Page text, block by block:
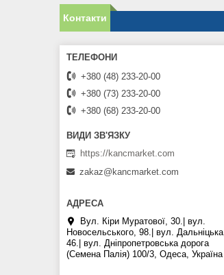
Контакти
+380 (48) 233-20-00
+380 (73) 233-20-00
+380 (68) 233-20-00
https://kancmarket.com
zakaz@kancmarket.com
Вул. Кіри Муратової, 30.| вул.
Новосельського, 98.| вул. Дальніцька,
46.| вул. Дніпропетровська дорога
(Семена Палія) 100/3, Одеса, Україна